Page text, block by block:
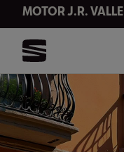
MOTOR J.R. VALLE